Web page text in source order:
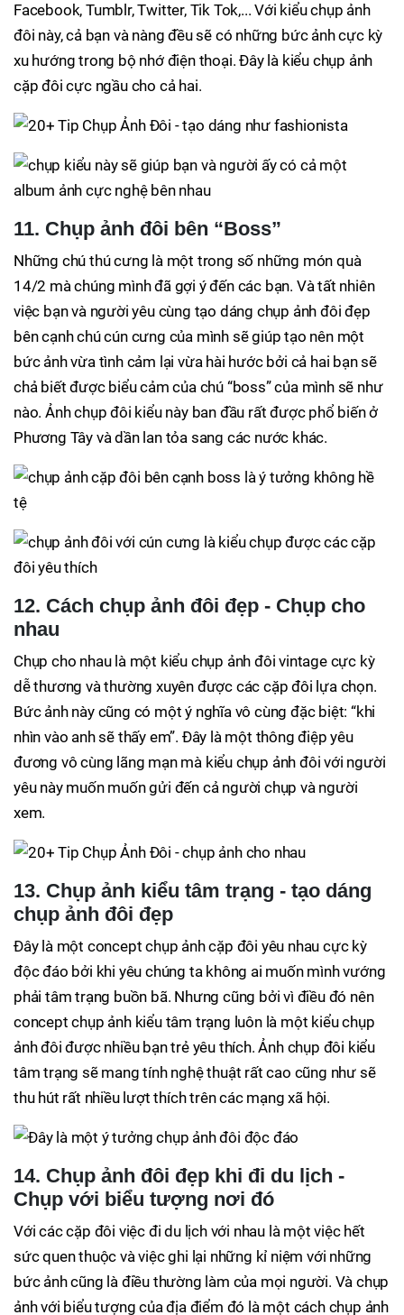
Facebook, Tumblr, Twitter, Tik Tok,... Với kiểu chụp ảnh
đôi này, cả bạn và nàng đều sẽ có những bức ảnh cực kỳ
xu hướng trong bộ nhớ điện thoại. Đây là kiểu chụp ảnh
cặp đôi cực ngầu cho cả hai.
11. Chụp ảnh đôi bên “Boss”
Những chú thú cưng là một trong số những món quà
14/2 mà chúng mình đã gợi ý đến các bạn. Và tất nhiên
việc bạn và người yêu cùng tạo dáng chụp ảnh đôi đẹp
bên cạnh chú cún cưng của mình sẽ giúp tạo nên một
bức ảnh vừa tình cảm lại vừa hài hước bởi cả hai bạn sẽ
chả biết được biểu cảm của chú “boss” của mình sẽ như
nào. Ảnh chụp đôi kiểu này ban đầu rất được phổ biến ở
Phương Tây và dần lan tỏa sang các nước khác.
12. Cách chụp ảnh đôi đẹp - Chụp cho
nhau
Chụp cho nhau là một kiểu chụp ảnh đôi vintage cực kỳ
dễ thương và thường xuyên được các cặp đôi lựa chọn.
Bức ảnh này cũng có một ý nghĩa vô cùng đặc biệt: “khi
nhìn vào anh sẽ thấy em”. Đây là một thông điệp yêu
đương vô cùng lãng mạn mà kiểu chụp ảnh đôi với người
yêu này muốn muốn gửi đến cả người chụp và người
xem.
13. Chụp ảnh kiểu tâm trạng - tạo dáng
chụp ảnh đôi đẹp
Đây là một concept chụp ảnh cặp đôi yêu nhau cực kỳ
độc đáo bởi khi yêu chúng ta không ai muốn mình vướng
phải tâm trạng buồn bã. Nhưng cũng bởi vì điều đó nên
concept chụp ảnh kiểu tâm trạng luôn là một kiểu chụp
ảnh đôi được nhiều bạn trẻ yêu thích. Ảnh chụp đôi kiểu
tâm trạng sẽ mang tính nghệ thuật rất cao cũng như sẽ
thu hút rất nhiều lượt thích trên các mạng xã hội.
14. Chụp ảnh đôi đẹp khi đi du lịch -
Chụp với biểu tượng nơi đó
Với các cặp đôi việc đi du lịch với nhau là một việc hết
sức quen thuộc và việc ghi lại những kỉ niệm với những
bức ảnh cũng là điều thường làm của mọi người. Và chụp
ảnh với biểu tượng của địa điểm đó là một cách chụp ảnh